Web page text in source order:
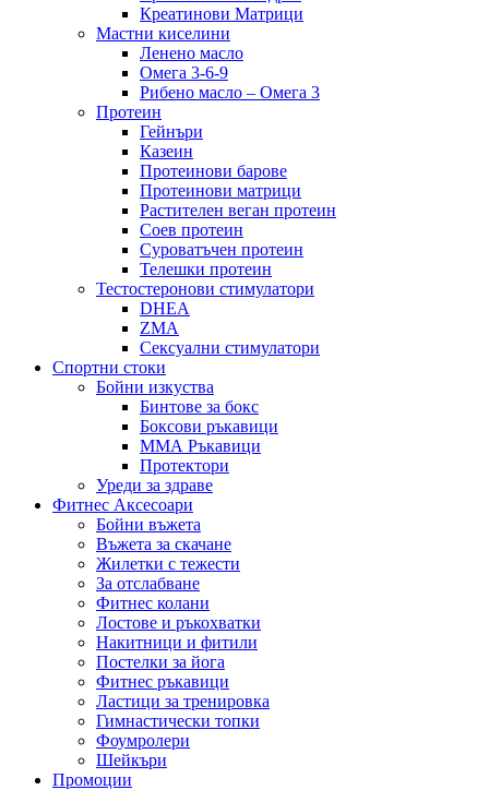
Креатинови Матрици
Мастни киселини
Ленено масло
Омега 3-6-9
Рибено масло – Омега 3
Протеин
Гейнъри
Казеин
Протеинови барове
Протеинови матрици
Растителен веган протеин
Соев протеин
Суроватъчен протеин
Телешки протеин
Тестостеронови стимулатори
DHEA
ZMA
Сексуални стимулатори
Спортни стоки
Бойни изкуства
Бинтове за бокс
Боксови ръкавици
ММА Ръкавици
Протектори
Уреди за здраве
Фитнес Аксесоари
Бойни въжета
Въжета за скачане
Жилетки с тежести
За отслабване
Фитнес колани
Лостове и ръкохватки
Накитници и фитили
Постелки за йога
Фитнес ръкавици
Ластици за тренировка
Гимнастически топки
Фоумролери
Шейкъри
Промоции